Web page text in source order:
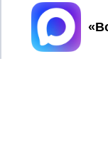
Главный редактор:
Телефон
Электронная